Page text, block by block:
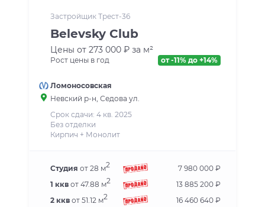
Застройщик Трест-36
Belevsky Club
Цены от 273 000 ₽ за м²
Рост цены в год от -11% до +14%
Ломоносовская
Невский р-н , Седова ул.
Срок сдачи: 4 кв. 2025
Без отделки
Кирпич + Монолит
Студия от 28 м2
7 980 000 ₽
1 ккв от 47.88 м2
13 885 200 ₽
2 ккв от 51.12 м2
16 460 640 ₽